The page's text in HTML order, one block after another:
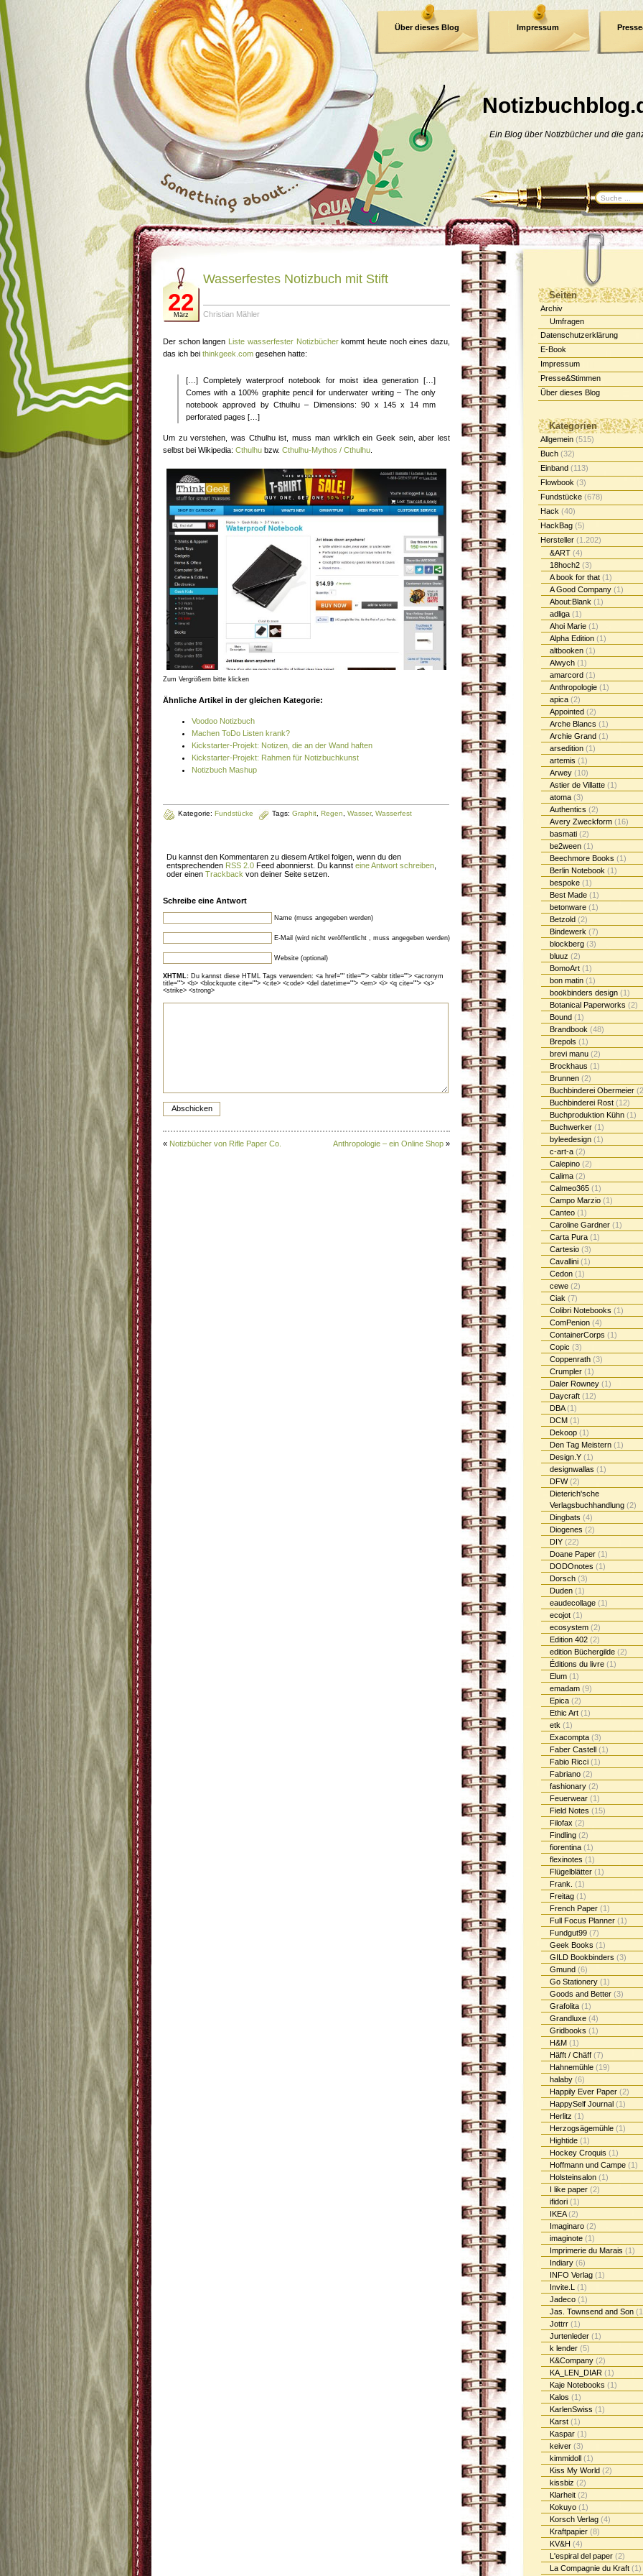
Ein Blog über Notizbücher und die
Über dieses Blog Impressum
Datenschutzerklärung
Seiten
Archiv
Umfragen
Datenschutzerklärung
E-Book
Impressum
Presse&Stimmen
Über dieses Blog
Kategorien
Allgemein (515)
Buch (32)
Einband (113)
Flowbook (3)
Fundstücke (678)
Hack (40)
HackBag (5)
Hersteller (1.202)
&ART (4)
18hoch2 (3)
A book for that (1)
A Good Company (1)
About:Blank (1)
adliga (1)
Ahoi Marie (1)
Alpha Edition (1)
altbooken (1)
Alwych (1)
amarcord (1)
Anthropologie (1)
apica (2)
Appointed (2)
Arche Blancs (1)
Archie Grand (1)
arsedition (1)
artemis (1)
Arwey (10)
Astier de Villatte (1)
atoma (3)
Authentics (2)
Avery Zweckform (16)
basmati (2)
be2ween (1)
Beechmore Books (1)
Berlin Notebook (1)
bespoke (1)
Best Made (1)
betonware (1)
Betzold (2)
Bindewerk (7)
blockberg (3)
bluuz (2)
BomoArt (1)
bon matin (1)
bookbinders design (1)
Botanical Paperworks (2)
Bound (1)
Brandbook (48)
Brepols (1)
brevi manu (2)
Brockhaus (1)
Brunnen (2)
Buchbinderei Obermeier
Buchbinderei Rost (12)
Buchproduktion Kühn (1)
Buchwerker (1)
byleedesign (1)
c-art-a (2)
Calepino (2)
Calima (2)
Calmeo365 (1)
Campo Marzio (1)
Canteo (1)
Caroline Gardner (1)
Carta Pura (1)
Cartesio (3)
Cavallini (1)
Cedon (1)
cewe (2)
Ciak (7)
Colibri Notebooks (1)
ComPenion (4)
ContainerCorps (1)
Copic (3)
Coppenrath (3)
Crumpler (1)
Daler Rowney (1)
Daycraft (12)
DBA(1)
DCM (1)
Dekoop (1)
Den Tag Meistern (1)
Design.Y (1)
designwallas (1)
DFW(2)
Dieterich'sche
Verlagsbuchhandlung (2)
Dingbats (4)
Diogenes (2)
DIY (22)
Doane Paper (1)
DODOnotes (1)
Dorsch (3)
Duden (1)
eaudecollage (1)
ecojot (1)
ecosystem (2)
Edition 402 (2)
edition Büchergilde (2)
Éditions du livre (1)
Elum (1)
emadam (9)
Epica (2)
Ethic Art (1)
etk (1)
Exacompta (3)
Faber Castell (1)
Fabio Ricci (1)
Fabriano (2)
fashionary (2)
Feuerwear (1)
Field Notes (15)
Filofax (2)
Findling (2)
fiorentina (1)
flexinotes (1)
Flügelblätter (1)
Frank. (1)
Freitag (1)
French Paper (1)
Full Focus Planner (1)
Fundgut99 (7)
Geek Books (1)
GILD Bookbinders (3)
Gmund (6)
Go Stationery (1)
Goods and Better (3)
Grafolita (1)
Grandluxe (4)
Gridbooks (1)
H&M (1)
Häfft / Chäff (7)
Hahnemühle (19)
halaby (6)
Happily Ever Paper (2)
HappySelf Journal (1)
Herlitz (1)
Herzogsägemühle (1)
Hightide (1)
Hockey Croquis (1)
Hoffmann und Campe (1)
Holsteinsalon (1)
I like paper (2)
ifidori (1)
IKEA(2)
Imaginaro (2)
imaginote (1)
Imprimerie du Marais (1)
Indiary (6)
INFO Verlag (1)
Invite.L (1)
Jadeco (1)
Jas. Townsend and Son
Jottrr (1)
Jurtenleder (1)
k lender (5)
K&Company (2)
KA_LEN_DIAR (1)
Kaje Notebooks (1)
Kalos (1)
KarlenSwiss (1)
Karst (1)
Kaspar (1)
keiver (3)
kimmidoll (1)
Kiss My World (2)
kissbiz (2)
Klarheit (2)
Kokuyo (1)
Korsch Verlag (4)
Kraftpapier (8)
KV&H (4)
L'espiral del paper (2)
La Compagnie du Kraft (1)
22
März
Wasserfestes Notizbuch mit Stift
Christian Mähler
Der schon langen Liste wasserfester Notizbücherkommt heute noch eines dazu,
das ich bei thinkgeek.com gesehen hatte:
[…] Completely waterproof notebook for moist idea generation […]
Comes with a 100% graphite pencil for underwater writing – The only
notebook approved by Cthulhu – Dimensions: 90 x 145 x 14 mm
perforated pages […]
Um zu verstehen, was Cthulhu ist, muss man wirklich ein Geek sein, aber lest
selbst bei Wikipedia: Cthulhu bzw. Cthulhu-Mythos / Cthulhu
Zum Vergrößern bitte klicken
Ähnliche Artikel in der gleichen Kategorie:
Voodoo Notizbuch
Machen ToDo Listen krank?
Kickstarter-Projekt: Notizen, die an der Wand haften
Kickstarter-Projekt: Rahmen für Notizbuchkunst
Notizbuch Mashup
Kategorie: Fundstücke Tags: Graphit, Regen, Wasser, Wasserfest
Du kannst den Kommentaren zu diesem Artikel folgen, wenn du den
entsprechenden RSS 2.0 Feed abonnierst. Du kannst eine Antwort schreiben
oder einen Trackback von deiner Seite setzen.
Schreibe eine Antwort
Name (muss angegeben werden)
E-Mail (wird nicht veröffentlicht , muss angegeben werden)
Website (optional)
XHTML: Du kannst diese HTML Tags verwenden: <a href="" title=""> <abbr title=""> <acronym
title=""> <b> <blockquote cite=""> <cite> <code> <del datetime=""> <em> <i> <q cite=""> <s>
<strike> <strong>
« Notizbücher von Rifle Paper Co. Anthropologie – ein Online Shop »